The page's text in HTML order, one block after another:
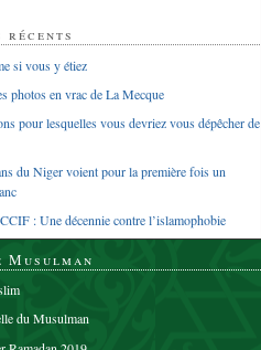
si vous y étiez
photos en vrac de La Mecque
pour lesquelles vous devriez vous dépêcher de
du Niger voient pour la première fois un
: Une décennie contre l’islamophobie
Musulman
du Musulman